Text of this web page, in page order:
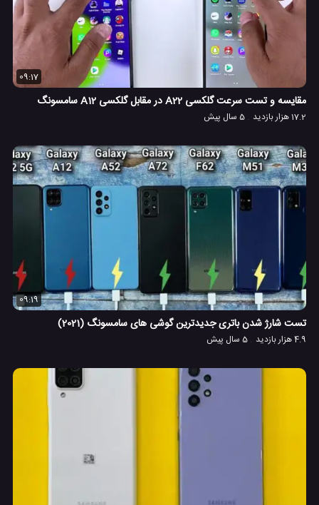
09:17
مقایسه و تست سرعت گلکسی A22 در مقابل گلکسی A12 سامسونگ
17.2 هزار بازدید 5 سال پیش
09:19
تست شارژ شدن باتری جدیدترین گوشی های سامسونگ (2021)
4.9 هزار بازدید 5 سال پیش